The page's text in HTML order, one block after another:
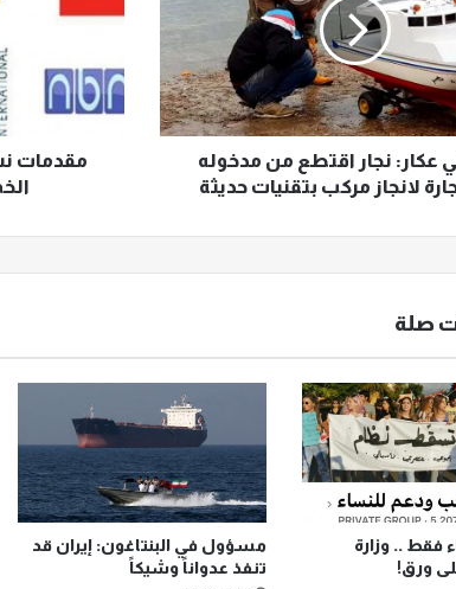
عكار: نجار اقتطع من مدخوله
لانجاز مركب بتقنيات حديثة
المسائية
في
14/2/2019
مقدمات
صلة
فقط .. وزارة
ورق!
مسؤول في البنتاغون: إيران قد
تنفذ عدواناً وشيكاً